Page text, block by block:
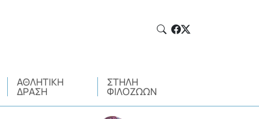
ΑΘΛΗΤΙΚΉ
ΔΡΆΣΗ
ΣΤΉΛΗ
ΦΙΛΌΖΩΩΝ